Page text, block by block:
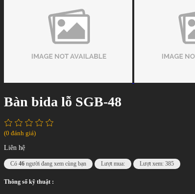
Bàn bida lỗ SGB-48
(0 đánh giá)
Liên hệ
Có 46 người đang xem cùng bạn Lượt mua: Lượt xem: 385
Thông số kỹ thuật :